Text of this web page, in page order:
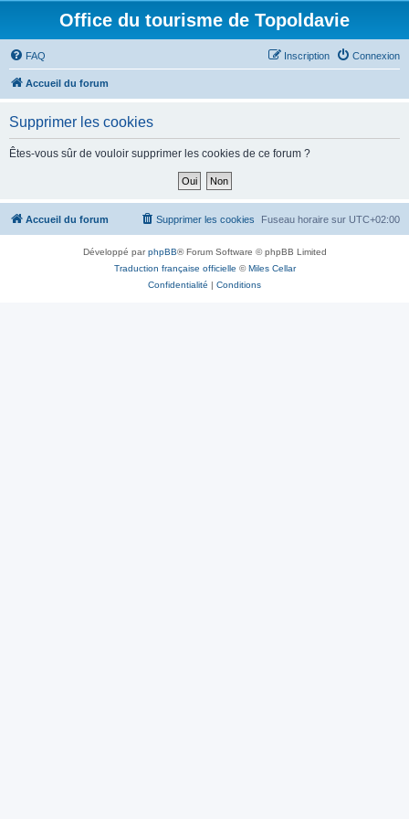
Office du tourisme de Topoldavie
FAQ Connexion
Inscription
Accueil du forum
Supprimer les cookies
Êtes-vous sûr de vouloir supprimer les cookies de ce forum ?
Accueil du forum Fuseau horaire sur UTC+02:00
Supprimer les cookies
Développé parphpBB® Forum Software © phpBB Limited
Traduction française officielle ©Miles Cellar
Confidentialité | Conditions